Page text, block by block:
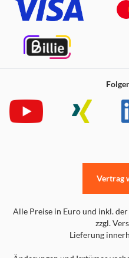
Alle Preise in Euro und inkl.
zzgl.
Lieferung
Vertrag